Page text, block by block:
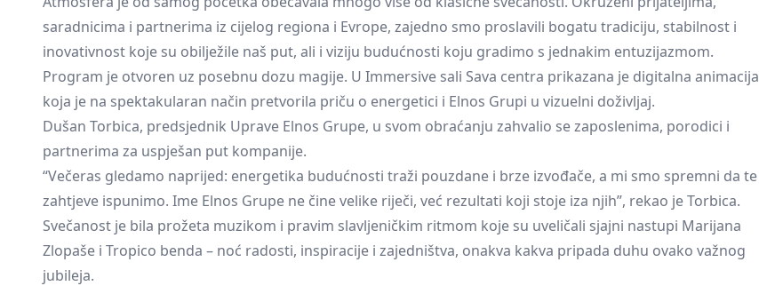
saradnicima i partnerima iz cijelog regiona i Evrope, zajedno smo proslavili bogatu tradiciju, stabilnost i
inovativnost koje su obilježile naš put, ali i viziju budućnosti koju gradimo s jednakim entuzijazmom.
Program je otvoren uz posebnu dozu magije. U Immersive sali Sava centra prikazana je digitalna animacija
koja je na spektakularan način pretvorila priču o energetici i Elnos Grupi u vizuelni doživljaj.
Dušan Torbica, predsjednik Uprave Elnos Grupe, u svom obraćanju zahvalio se zaposlenima, porodici i
partnerima za uspješan put kompanije.
“Večeras gledamo naprijed: energetika budućnosti traži pouzdane i brze izvođače, a mi smo spremni da te
zahtjeve ispunimo. Ime Elnos Grupe ne čine velike riječi, već rezultati koji stoje iza njih”, rekao je Torbica.
Svečanost je bila prožeta muzikom i pravim slavljeničkim ritmom koje su uveličali sjajni nastupi Marijana
Zlopaše i Tropico benda – noć radosti, inspiracije i zajedništva, onakva kakva pripada duhu ovako važnog
jubileja.